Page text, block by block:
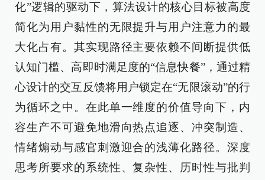
化”逻辑的驱动下，算法设计的核心目标被高度
简化为用户黏性的无限提升与用户注意力的最
大化占有。其实现路径主要依赖不间断提供低
认知门槛、高即时满足度的“信息快餐”，通过精
心设计的交互反馈将用户锁定在“无限滚动”的行
为循环之中。在此单一维度的价值导向下，内
容生产不可避免地滑向热点追逐、冲突制造、
情绪煽动与感官刺激迎合的浅薄化路径。深度
思考所要求的系统性、复杂性、历时性与批判